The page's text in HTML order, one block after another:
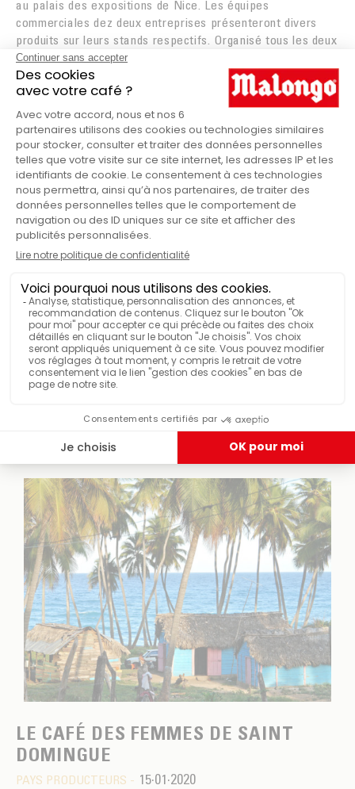
au palais des expositions de Nice. Les équipes
commerciales dez deux entreprises présenteront divers
produits sur leurs stands respectifs. Organisé tous les deux
ans, ce salon est le rendez-vous des professionnels des
CHR et Métiers de Bouche. Pour cette 29eedition, plus de
170 exposants sont attendus. Enfin, plusieurs concours
gastronomiques seront organisés comme la coupe du
monde des écaillers ou encore le trophée Cacao Criollo en
partenariat avec Malongo.
Rendez vous sur notre stand D 57
LE SALON AGECOTEL
Vous avez aimé cet article ?
PARTAGEZ-LE
LE CAFÉ DES FEMMES DE SAINT
DOMINGUE
PAYS PRODUCTEURS - 15·01·2020